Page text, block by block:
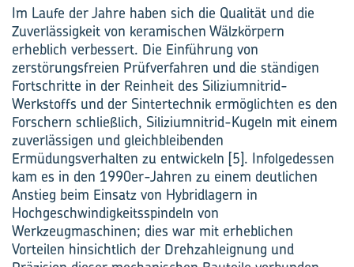
Im Laufe der Jahre haben sich die Qualität und die
Zuverlässigkeit von keramischen Wälzkörpern
erheblich verbessert. Die Einführung von
zerstörungsfreien Prüfverfahren und die ständigen
Fortschritte in der Reinheit des Siliziumnitrid-
Werkstoffs und der Sintertechnik ermöglichten es den
Forschern schließlich, Siliziumnitrid-Kugeln mit einem
zuverlässigen und gleichbleibenden
Ermüdungsverhalten zu entwickeln [5]. Infolgedessen
kam es in den 1990er-Jahren zu einem deutlichen
Anstieg beim Einsatz von Hybridlagern in
Hochgeschwindigkeitsspindeln von
Werkzeugmaschinen; dies war mit erheblichen
Vorteilen hinsichtlich der Drehzahleignung und